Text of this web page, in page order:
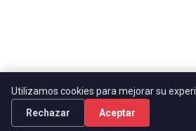
Utilizamos cookies para mejorar su
Rechazar
Aceptar